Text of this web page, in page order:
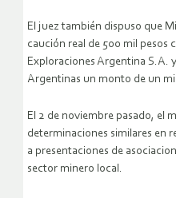
El juez también dispuso que
caución real de 500 mil pesos
Exploraciones Argentina S.A.
Argentinas un monto de un
El 2 de noviembre pasado, el
determinaciones similares en
a presentaciones de
sector minero local.